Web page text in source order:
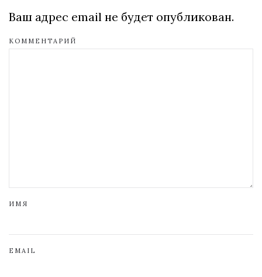
Ваш адрес email не будет опубликован.
КОММЕНТАРИЙ
ИМЯ
EMAIL